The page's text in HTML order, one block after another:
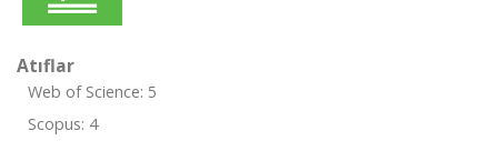
Atıflar
Web of Science: 5
Scopus: 4